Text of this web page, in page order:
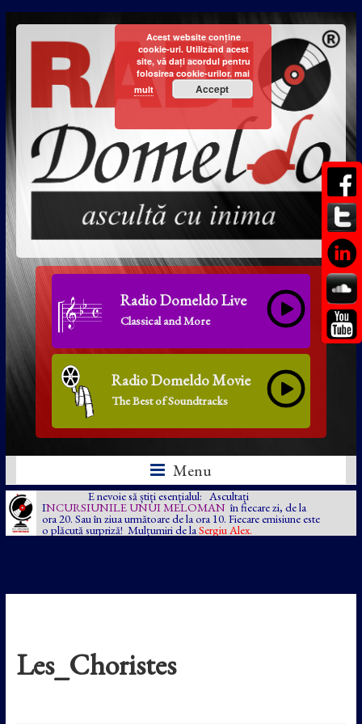
Radio Domeldo Live
Classical and More
Radio Domeldo Movie
The Best of Soundtracks
Menu
E nevoie să știți esențialul: Ascultați
INCURSIUNILE UNUI MELOMAN în fiecare zi, de la
ora 20. Sau în ziua următoare de la ora 10. Fiecare emisiune este
o plăcută surpriză! Mulțumiri de la Sergiu Alex.
Les_Choristes
Acest website conține
cookie-uri. Utilizând acest
site, vă dați acordul pentru
folosirea cookie-urilor. mai
mult
Accept